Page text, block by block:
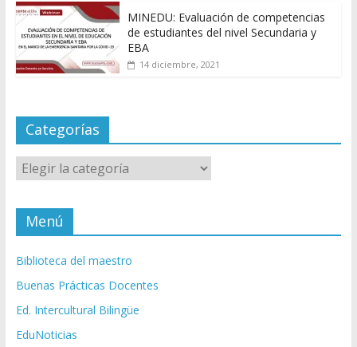
MINEDU: Evaluación de competencias
de estudiantes del nivel Secundaria y
EBA
14 diciembre, 2021
Categorías
Categorías
Menú
Biblioteca del maestro
Buenas Prácticas Docentes
Ed. Intercultural Bilingüe
EduNoticias